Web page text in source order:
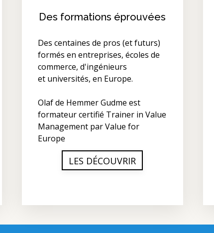
Des formations éprouvées
Des centaines de pros (et futurs)
formés en entreprises, écoles de
commerce, d'ingénieurs
et universités, en Europe.
Olaf de Hemmer Gudme est
formateur certifié Trainer in Value
Management par Value for
Europe
LES DÉCOUVRIR